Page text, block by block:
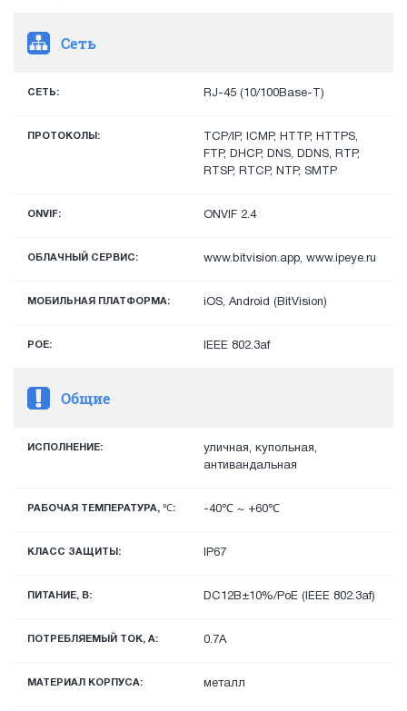
Сеть
СЕТЬ: RJ-45 (10/100Base-T)
ПРОТОКОЛЫ:
TCP/IP, ICMP, HTTP, HTTPS,
FTP, DHCP, DNS, DDNS, RTP,
RTSP, RTCP, NTP, SMTP
ONVIF: ONVIF 2.4
ОБЛАЧНЫЙ СЕРВИС: www.bitvision.app, www.ipeye.ru
МОБИЛЬНАЯ ПЛАТФОРМА: iOS, Android (BitVision)
POE: IEEE 802.3af
Общие
ИСПОЛНЕНИЕ:
уличная, купольная,
антивандальная
РАБОЧАЯ ТЕМПЕРАТУРА, ℃: -40℃ ~ +60℃
КЛАСС ЗАЩИТЫ: IP67
ПИТАНИЕ, В: DC12В±10%/PoE (IEEE 802.3af)
ПОТРЕБЛЯЕМЫЙ ТОК, А: 0.7A
МАТЕРИАЛ КОРПУСА: металл